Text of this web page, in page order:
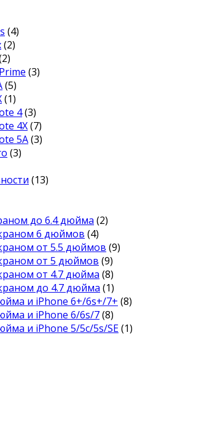
(4)
(2)
(3)
(5)
(1)
4(3)
4X(7)
5A(3)
(3)
(13)
до 6.4 дюйма (2)
6 дюймов (4)
от 5.5 дюймов (9)
от 5 дюймов (9)
от 4.7 дюйма (8)
до 4.7 дюйма (1)
и iPhone 6+/6s+/7+ (8)
и iPhone 6/6s/7(8)
и iPhone 5/5c/5s/SE(1)